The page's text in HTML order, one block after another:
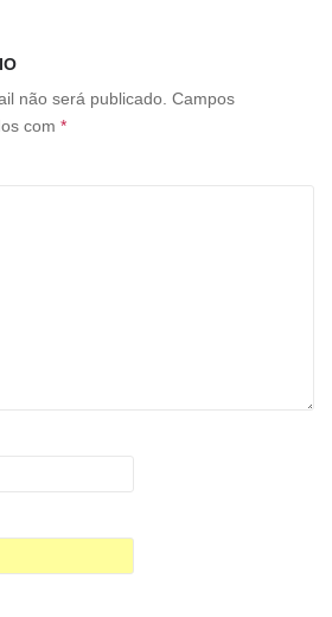
não será publicado. Campos
com *